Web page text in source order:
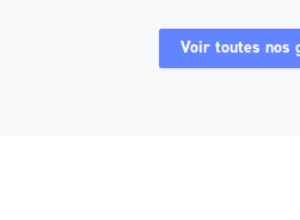
Nacelles électriques ciseaux 10 m
Voir toutes nos